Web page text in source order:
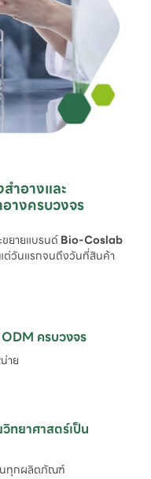
สำอางและ
อางครบวงจร
ยายแบรนด์Bio-Coslab
ต่วันแรกจนถึงวันที่สินค้า
ครบวงจร
าย
ทยาศาสตร์เป็น
นทุกผลิตภัณฑ์